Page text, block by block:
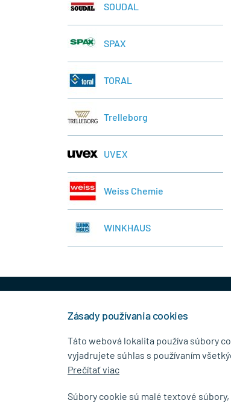
SOUDAL
SPAX
TORAL
Trelleborg
UVEX
Weiss Chemie
WINKHAUS
KONTAKTNÉ ÚDAJE
MB.Kovanie
Zásady používania cookies
Táto webová lokalita používa súbory
vyjadrujete súhlas s používaním
Prečítať viac
Súbory cookie sú malé textové